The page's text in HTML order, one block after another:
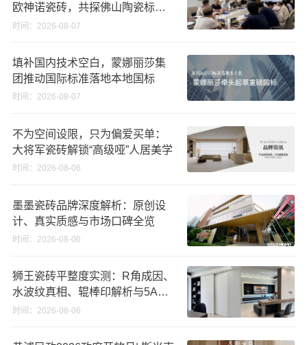
欧神诺瓷砖，共探佛山陶瓷标准
化发展新路径
时间：2026-08-07
填补国内技术空白，蒙娜丽莎集
团推动国际标准落地本地国标
时间：2026-08-07
不为空间设限，只为偏爱买单：
大将军瓷砖解锁“高级哑”人居美学
时间：2026-08-06
墨墨瓷砖品牌深度解析：原创设
计、真实质感与市场口碑全览
时间：2026-08-06
狮王瓷砖平整度实测：R角成因、
水波纹真相、辊棒印解析与5A标
准选购指南
时间：2026-08-06